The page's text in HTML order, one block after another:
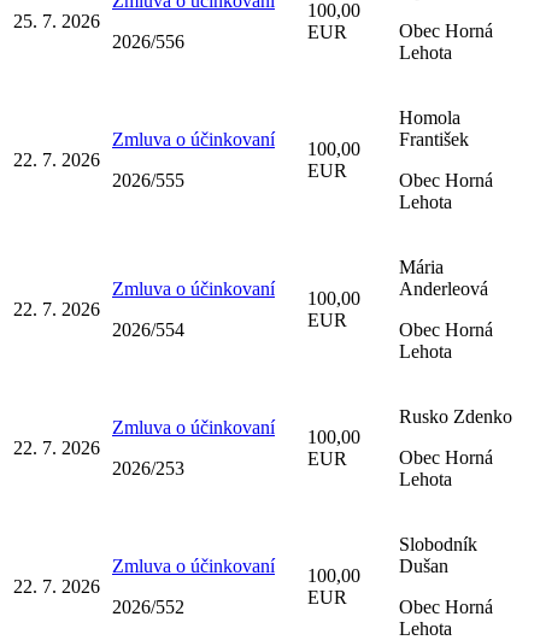
25. 7. 2026
2026/556
100,00
EUR
Obec Horná
Lehota
22. 7. 2026
Zmluva o účinkovaní
2026/555
100,00
EUR
Homola
František
Obec Horná
Lehota
22. 7. 2026
Zmluva o účinkovaní
2026/554
100,00
EUR
Mária
Anderleová
Obec Horná
Lehota
22. 7. 2026
Zmluva o účinkovaní
2026/253
100,00
EUR
Rusko Zdenko
Obec Horná
Lehota
22. 7. 2026
Zmluva o účinkovaní
2026/552
100,00
EUR
Slobodník
Dušan
Obec Horná
Lehota